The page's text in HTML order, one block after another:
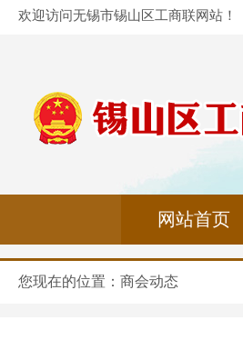
欢迎访问无锡市锡山区工商联网站！
网站首页
您现在的位置： 商会动态